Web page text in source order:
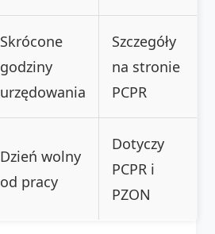
Skrócone
godziny
urzędowania
Szczegóły
na stronie
PCPR
Dzień wolny
od pracy
Dotyczy
PCPR i
PZON